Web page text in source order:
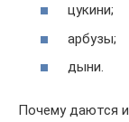
цукини;
арбузы;
дыни.
Почему даются